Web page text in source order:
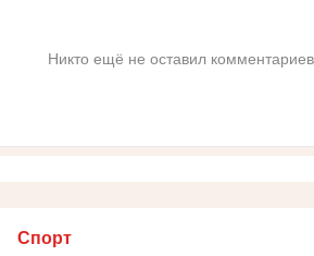
Никто ещё не оставил
Спорт